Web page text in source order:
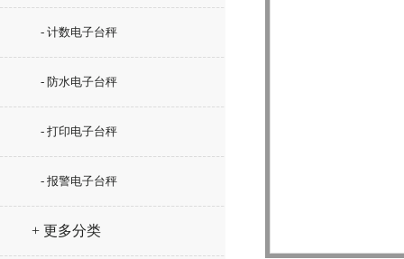
- 计数电子台秤
- 防水电子台秤
- 打印电子台秤
- 报警电子台秤
+ 更多分类